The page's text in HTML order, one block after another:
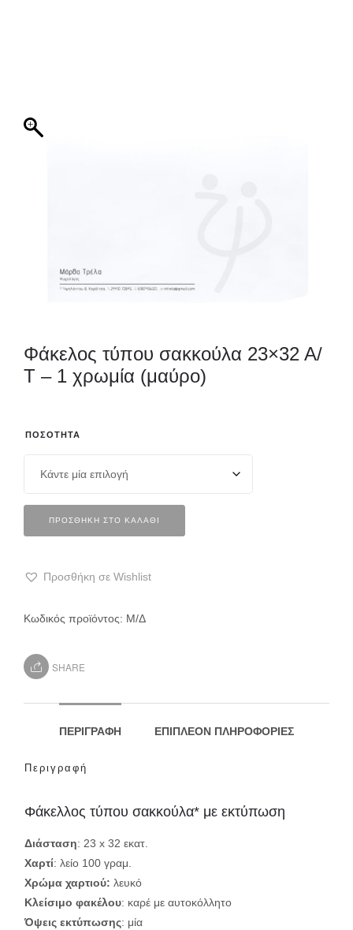
Φάκελος τύπου σακκούλα 23×32 Α/
Τ – 1 χρωμία (μαύρο)
ΠΟΣΌΤΗΤΑ
ΠΡΟΣΘΉΚΗ ΣΤΟ ΚΑΛΆΘΙ
Προσθήκη σε Wishlist
Κωδικός προϊόντος: Μ/Δ
SHARE
ΠΕΡΙΓΡΑΦΉ ΕΠΙΠΛΈΟΝ ΠΛΗΡΟΦΟΡΊΕΣ
Περιγραφή
Φάκελλος τύπου σακκούλα* με εκτύπωση
Διάσταση: 23 x 32 εκατ.
Χαρτί: λείο 100 γραμ.
Χρώμα χαρτιού: λευκό
Κλείσιμο φακέλου: καρέ με αυτοκόλλητο
Όψεις εκτύπωσης: μία